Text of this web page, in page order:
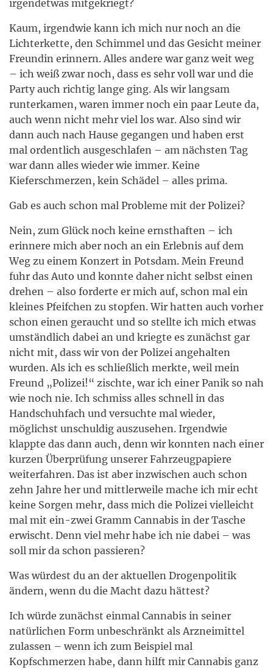
irgendetwas mitgekriegt?
Kaum, irgendwie kann ich mich nur noch an die
Lichterkette, den Schimmel und das Gesicht meiner
Freundin erinnern. Alles andere war ganz weit weg
– ich weiß zwar noch, dass es sehr voll war und die
Party auch richtig lange ging. Als wir langsam
runterkamen, waren immer noch ein paar Leute da,
auch wenn nicht mehr viel los war. Also sind wir
dann auch nach Hause gegangen und haben erst
mal ordentlich ausgeschlafen – am nächsten Tag
war dann alles wieder wie immer. Keine
Kieferschmerzen, kein Schädel – alles prima.
Gab es auch schon mal Probleme mit der Polizei?
Nein, zum Glück noch keine ernsthaften – ich
erinnere mich aber noch an ein Erlebnis auf dem
Weg zu einem Konzert in Potsdam. Mein Freund
fuhr das Auto und konnte daher nicht selbst einen
drehen – also forderte er mich auf, schon mal ein
kleines Pfeifchen zu stopfen. Wir hatten auch vorher
schon einen geraucht und so stellte ich mich etwas
umständlich dabei an und kriegte es zunächst gar
nicht mit, dass wir von der Polizei angehalten
wurden. Als ich es schließlich merkte, weil mein
Freund „Polizei!“ zischte, war ich einer Panik so nah
wie noch nie. Ich schmiss alles schnell in das
Handschuhfach und versuchte mal wieder,
möglichst unschuldig auszusehen. Irgendwie
klappte das dann auch, denn wir konnten nach einer
kurzen Überprüfung unserer Fahrzeugpapiere
weiterfahren. Das ist aber inzwischen auch schon
zehn Jahre her und mittlerweile mache ich mir echt
keine Sorgen mehr, dass mich die Polizei vielleicht
mal mit ein-zwei Gramm Cannabis in der Tasche
erwischt. Denn viel mehr habe ich nie dabei – was
soll mir da schon passieren?
Was würdest du an der aktuellen Drogenpolitik
ändern, wenn du die Macht dazu hättest?
Ich würde zunächst einmal Cannabis in seiner
natürlichen Form unbeschränkt als Arzneimittel
zulassen – wenn ich zum Beispiel mal
Kopfschmerzen habe, dann hilft mir Cannabis ganz